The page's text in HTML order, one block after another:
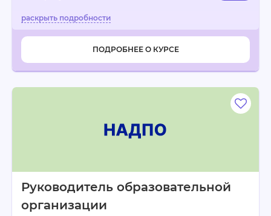
ПОДРОБНЕЕ О КУРСЕ
Руководитель образовательной
организации